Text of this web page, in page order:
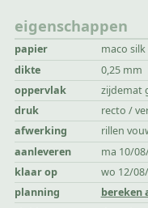
eigenschappen
papier
maco silk
dikte
0,25 mm
oppervlak
zijdemat
druk
recto /
afwerking
rillen
aanleveren
ma 10/
klaar op
wo 12/
planning
bereken